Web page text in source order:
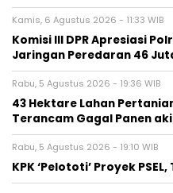
Kamis, 6 Agustus 2026 - 11:33 WIB
Komisi III DPR Apresiasi
Jaringan Peredaran 46
Rabu, 5 Agustus 2026 - 19:36 WIB
43 Hektare Lahan
Terancam Gagal Panen
Rabu, 5 Agustus 2026 - 19:10 WIB
KPK ‘Pelototi’ Proyek